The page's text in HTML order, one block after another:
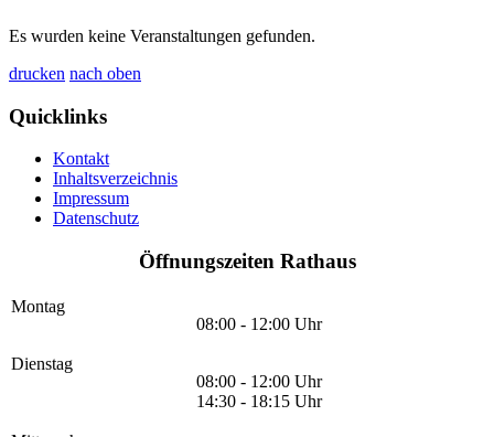
Es wurden keine Veranstaltungen gefunden.
drucken nach oben
Quicklinks
Kontakt
Inhaltsverzeichnis
Impressum
Datenschutz
Öffnungszeiten Rathaus
Montag
08:00 - 12:00 Uhr
Dienstag
08:00 - 12:00 Uhr
14:30 - 18:15 Uhr